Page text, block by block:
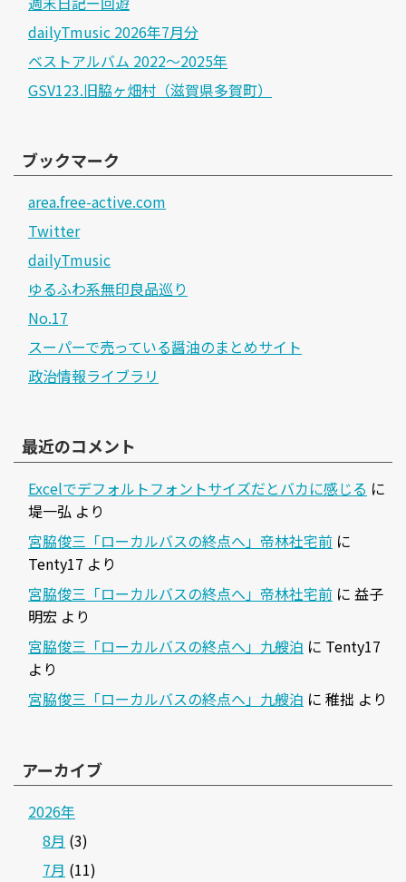
dailyTmusic 2026年7月分
ベストアルバム 2022～2025年
GSV123.旧脇ヶ畑村（滋賀県多賀町）
ブックマーク
area.free-active.com
Twitter
dailyTmusic
ゆるふわ系無印良品巡り
No.17
スーパーで売っている醤油のまとめサイト
政治情報ライブラリ
最近のコメント
Excelでデフォルトフォントサイズだとバカに感じる に
堤一弘 より
宮脇俊三「ローカルバスの終点へ」帝林社宅前 に
Tenty17 より
宮脇俊三「ローカルバスの終点へ」帝林社宅前 に 益子
明宏 より
宮脇俊三「ローカルバスの終点へ」九艘泊 に Tenty17
より
宮脇俊三「ローカルバスの終点へ」九艘泊 に 稚拙 より
アーカイブ
2026年
8月 (3)
7月 (11)